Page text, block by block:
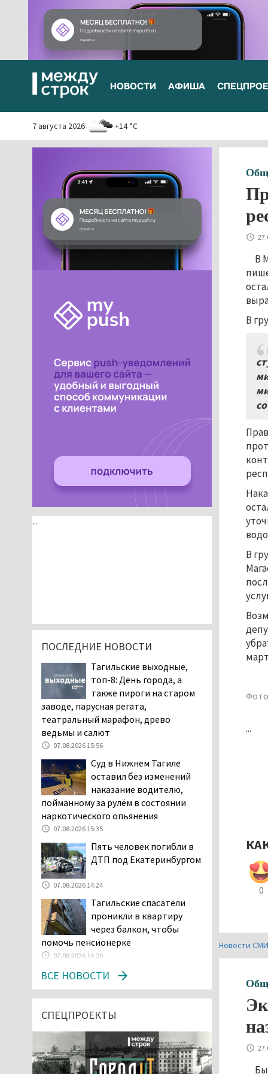
НОВОСТИ АФИША
7 августа 2026 +14 °C
В
В
В
...
0
Новости
...
ПОСЛЕДНИЕ НОВОСТИ
Тагильские выходные,
топ-8: День города, а
также пироги на старом
заводе, парусная регата,
театральный марафон, древо
ведьмы и салют
07.08.2026 15:56
Суд в Нижнем Тагиле
оставил без изменений
наказание водителю,
пойманному за рулём в состоянии
наркотического опьянения
07.08.2026 15:35
Пять человек погибли в
ДТП под Екатеринбургом
07.08.2026 14:24
Тагильские спасатели
проникли в квартиру
через балкон, чтобы
помочь пенсионерке
07.08.2026 14:20
В Красноуральске хитрый
перевёрнутым номером,
чтобы обмануть камеры, но зоркие
07.08.2026 13:34
Сотрудница ПВЗ в
Нижнем Тагиле украла
ВСЕ НОВОСТИ
СПЕЦПРОЕКТЫ